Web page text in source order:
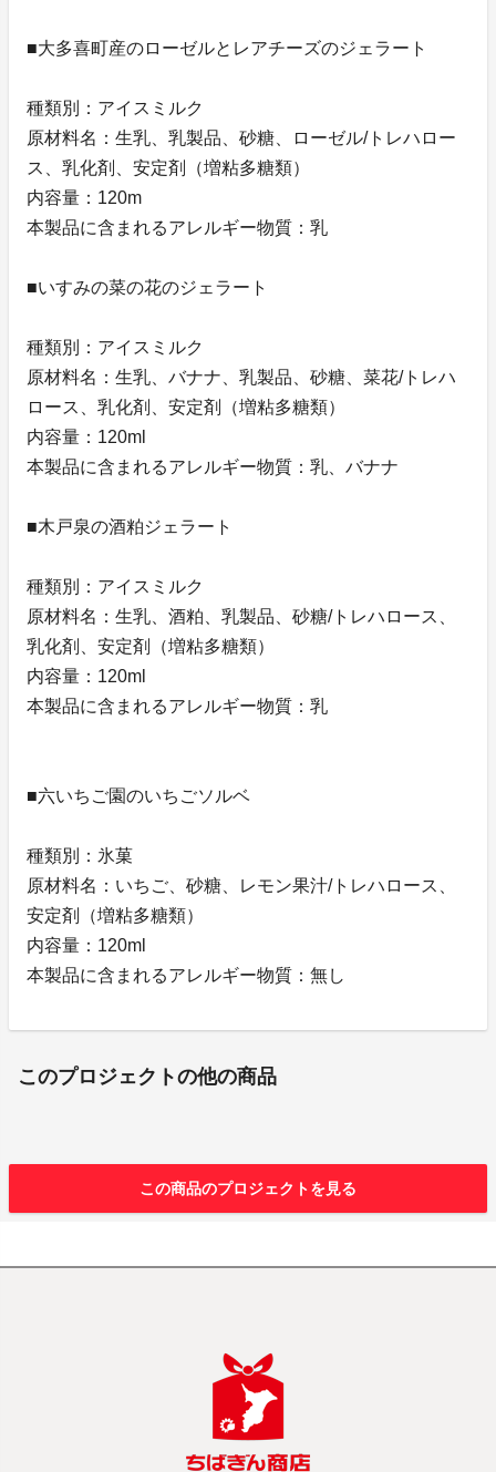
■大多喜町産のローゼルとレアチーズのジェラート
種類別：アイスミルク
原材料名：生乳、乳製品、砂糖、ローゼル/トレハロー
ス、乳化剤、安定剤（増粘多糖類）
内容量：120m
本製品に含まれるアレルギー物質：乳
■いすみの菜の花のジェラート
種類別：アイスミルク
原材料名：生乳、バナナ、乳製品、砂糖、菜花/トレハ
ロース、乳化剤、安定剤（増粘多糖類）
内容量：120ml
本製品に含まれるアレルギー物質：乳、バナナ
■木戸泉の酒粕ジェラート
種類別：アイスミルク
原材料名：生乳、酒粕、乳製品、砂糖/トレハロース、
乳化剤、安定剤（増粘多糖類）
内容量：120ml
本製品に含まれるアレルギー物質：乳
■六いちご園のいちごソルベ
種類別：氷菓
原材料名：いちご、砂糖、レモン果汁/トレハロース、
安定剤（増粘多糖類）
内容量：120ml
本製品に含まれるアレルギー物質：無し
このプロジェクトの他の商品
この商品のプロジェクトを見る